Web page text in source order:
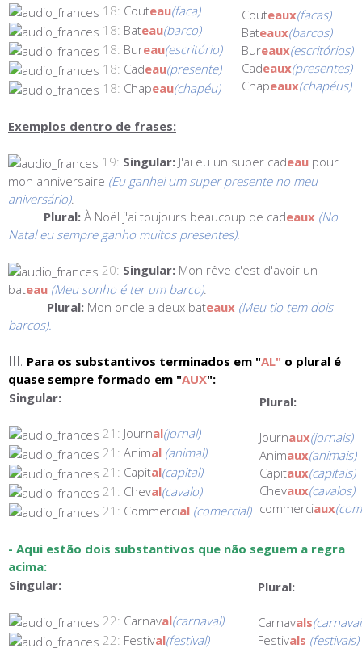
18: Couteau(faca)
18: Bateau(barco)
18: Bureau(escritório)
18: Cadeau(presente)
18: Chapeau(chapéu)
Couteaux(facas)
Bateaux(barcos)
Bureaux(escritórios)
Cadeaux(presentes)
Chapeaux(chapéus)
Exemplos dentro de frases:
19: Singular: J'ai eu un super cadeau pour
mon anniversaire (Eu ganhei um super presente no meu
aniversário).
Plural: À Noël j'ai toujours beaucoup de cadeaux (No
Natal eu sempre ganho muitos presentes).
20: Singular: Mon rêve c'est d'avoir un
bateau (Meu sonho é ter um barco).
Plural: Mon oncle a deux bateaux (Meu tio tem dois
barcos).
III. Para os substantivos terminados em "AL" o plural é
quase sempre formado em "AUX":
Singular:
21: Journal(jornal)
21: Animal (animal)
21: Capital(capital)
21: Cheval(cavalo)
21: Commercial (comercial)
Plural:
Journaux(jornais)
Animaux(animais)
Capitaux(capitais)
Chevaux(cavalos)
commerciaux
- Aqui estão dois substantivos que não seguem a regra
acima:
Singular:
22: Carnaval(carnaval)
22: Festival(festival)
Plural:
Carnavals
Festivals (festivais)